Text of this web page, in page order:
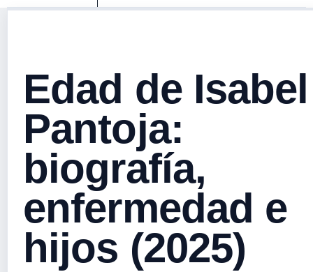
Edad de Isabel
Pantoja:
biografía,
enfermedad e
hijos (2025)